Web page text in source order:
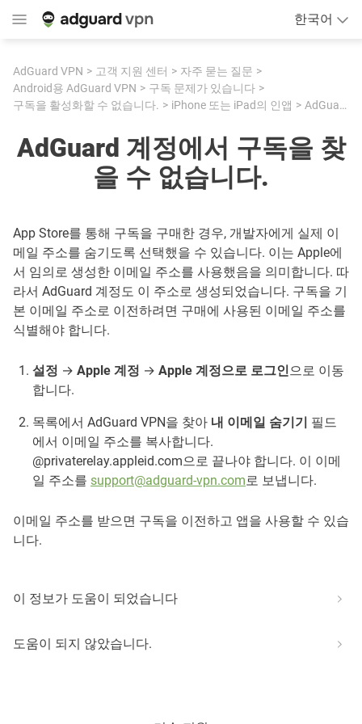
한국어
AdGuard VPN 고객 지원 센터
자주 묻는 질문
Android용 AdGuard VPN
구독 문제가 있습니다
구독을 활성화할 수 없습니다.
iPhone 또는 iPad의 인앱 AdGuard 계정에서 구독을 찾을 수 없습니다.
AdGuard 계정에서 구독을 찾
을 수 없습니다.
App Store를 통해 구독을 구매한 경우, 개발자에게 실제 이
메일 주소를 숨기도록 선택했을 수 있습니다. 이는 Apple에
서 임의로 생성한 이메일 주소를 사용했음을 의미합니다. 따
라서 AdGuard 계정도 이 주소로 생성되었습니다. 구독을 기
본 이메일 주소로 이전하려면 구매에 사용된 이메일 주소를
식별해야 합니다.
설정 → Apple 계정 → Apple 계정으로 로그인으로 이동
합니다.
목록에서 AdGuard VPN을 찾아 내 이메일 숨기기 필드
에서 이메일 주소를 복사합니다.
@privaterelay.appleid.com으로 끝나야 합니다. 이 이메
일 주소를 support@adguard-vpn.com로 보냅니다.
이메일 주소를 받으면 구독을 이전하고 앱을 사용할 수 있습
니다.
이 정보가 도움이 되었습니다
도움이 되지 않았습니다.